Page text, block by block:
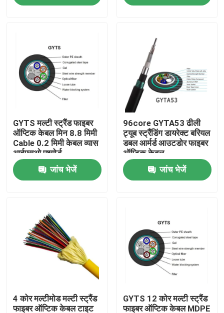
उत्पादों
हमारे बारे में
कारखाना भ्रमण
गुणवत्ता नियंत्रण
संपर्क करें
एक उद्धरण की विनती करे
आउटडोर फाइबर ऑप्टिक केबल
इंडोर फाइबर ऑप्टिक केबल
फाइबर ऑप्टिक केबल
GYTS मल्टी स्ट्रैंड फाइबर
ऑप्टिक केबल मिन 8.8 मिमी
Cable 0.2 मिमी केबल व्यास
आईएसओ एश्योर्ड
जांच भेजें
96core GYTA53 ढीली
ट्यूब स्ट्रैंडिंग डायरेक्ट बरियल
डबल आर्मर्ड आउटडोर फाइबर
ऑप्टिक केबल
जांच भेजें
4 कोर मल्टीमोड मल्टी स्ट्रैंड
फाइबर ऑप्टिक केबल टाइट
GYTS 12 कोर मल्टी स्ट्रैंड
फाइबर ऑप्टिक केबल MDPE